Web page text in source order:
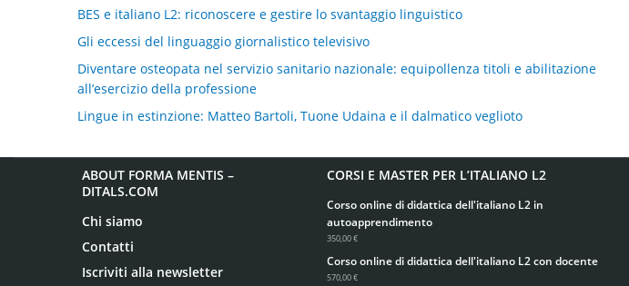
BES e italiano L2: riconoscere e gestire lo svantaggio linguistico
Gli eccessi del linguaggio giornalistico televisivo
Diventare osteopata nel servizio sanitario nazionale: equipollenza titoli e abilitazione
all’esercizio della professione
Lingue in estinzione: Matteo Bartoli, Tuone Udaina e il dalmatico veglioto
ABOUT FORMA MENTIS –
DITALS.COM
Chi siamo
Contatti
Iscriviti alla newsletter
CORSI E MASTER PER L’ITALIANO L2
Corso online di didattica dell'italiano L2 in
autoapprendimento
350,00 €
Corso online di didattica dell'italiano L2 con docente
570,00 €